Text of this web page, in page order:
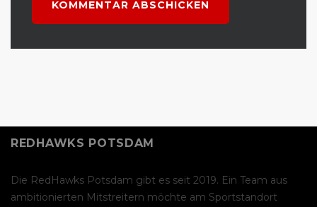
REDHAWKS POTSDAM
Die RedHawks Potsdam gibt es seit 2019. Ein Team aus
ambitionierten Mitstreitern möchte am Sportstandort